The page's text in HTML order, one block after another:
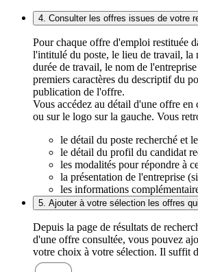
4. Consulter les offres issues de votre
Pour chaque offre d'emploi restituée
l'intitulé du poste, le lieu de travail, la
durée de travail, le nom de
premiers caractères du descriptif du
publication de l'offre.
Vous accédez au détail d'une offre
ou sur le logo sur la gauche. Vous
le détail du poste recherché et
le détail du profil du candidat
les modalités pour répondre à
la présentation de l'entreprise
les informations
5. Ajouter à votre sélection les offres
Depuis la page de résultats de
d'une offre consultée, vous pouvez
votre choix à votre sélection. Il suffit